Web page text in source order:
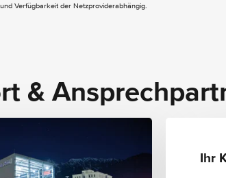
Verfügbarkeit der Netzproviderabhängig.
&
Ihr